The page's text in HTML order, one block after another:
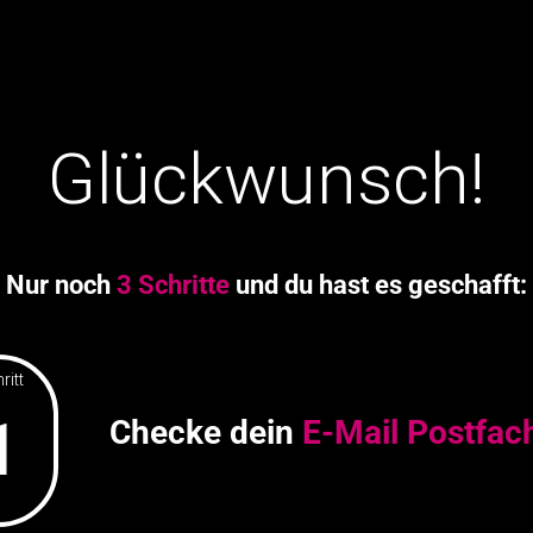
Glückwunsch!
Nur noch 3 Schritte und du hast es geschafft:
Checke dein E-Mail